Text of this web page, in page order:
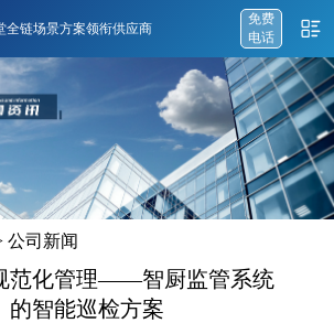
全链场景方案领衔供应商
免费
电话
公司新闻
范化管理——智厨监管系统
的智能巡检方案